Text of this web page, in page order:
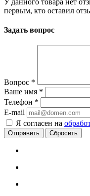
первым, кто оставил
Задать вопрос
Вопрос *
Ваше имя *
Телефон *
E-mail
Я согласен на
Сбросить